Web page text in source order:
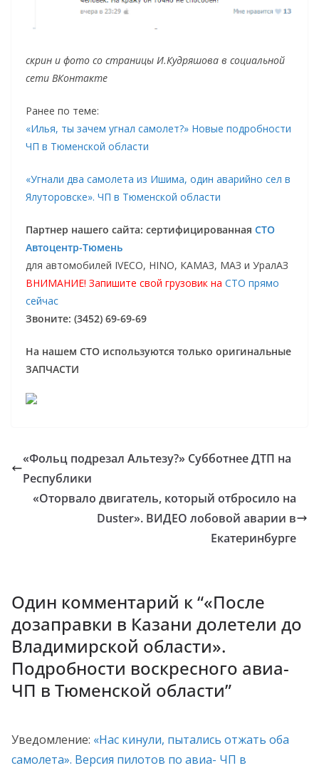
скрин и фото со страницы И.Кудряшова в социальной
сети ВКонтакте
Ранее по теме:
«Илья, ты зачем угнал самолет?» Новые подробности
ЧП в Тюменской области
«Угнали два самолета из Ишима, один аварийно сел в
Ялуторовске». ЧП в Тюменской области
Партнер нашего сайта: сертифицированная СТО
Автоцентр-Тюмень
для автомобилей IVECO, HINO, КАМАЗ, МАЗ и УралАЗ
ВНИМАНИЕ! Запишите свой грузовик на СТО прямо
сейчас
Звоните: (3452) 69-69-69
На нашем СТО используются только оригинальные
ЗАПЧАСТИ
«Фольц подрезал Альтезу?» Субботнее ДТП на
Республики
«Оторвало двигатель, который отбросило на
Duster». ВИДЕО лобовой аварии в
Екатеринбурге
Один комментарий к “«После
дозаправки в Казани долетели до
Владимирской области».
Подробности воскресного авиа-
ЧП в Тюменской области”
Уведомление: «Нас кинули, пытались отжать оба
самолета». Версия пилотов по авиа- ЧП в